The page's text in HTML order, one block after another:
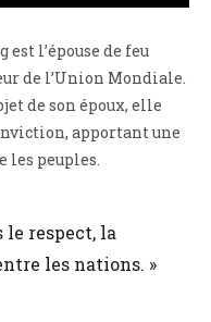
l’épouse de feu
de l’Union Mondiale.
de son époux, elle
apportant une
les peuples.
le respect, la
les nations. »